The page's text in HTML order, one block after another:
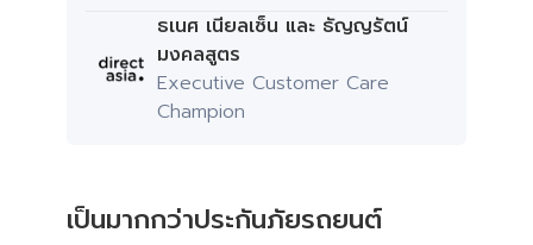
ธเนศ เนียลเซ็น และ ธัญญรัตน์
มงคลสูตร
Executive Customer Care
Champion
เป็นมากกว่าประกันภัยรถยนต์